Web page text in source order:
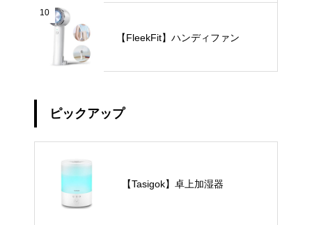
10
【FleekFit】ハンディファン
ピックアップ
【Tasigok】卓上加湿器